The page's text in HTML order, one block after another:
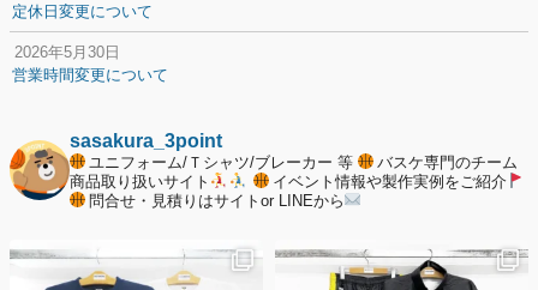
定休日変更について
2026年5月30日
営業時間変更について
納期遅延について
2025年12月11日
年末年始の休業期間について
sasakura_3point
ユニフォーム/Ｔシャツ/ブレーカー 等
バスケ専門のチーム
商品取り扱いサイト
イベント情報や製作実例をご紹介
問合せ・見積りはサイトor LINEから